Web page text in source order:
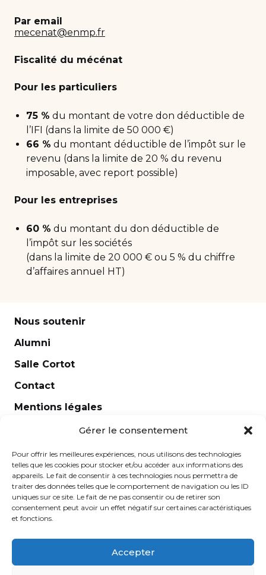
Gérer le consentement
Pour offrir les meilleures expériences, nous utilisons des technologies
telles que les cookies pour stocker et/ou accéder aux informations des
appareils. Le fait de consentir à ces technologies nous permettra de
traiter des données telles que le comportement de navigation ou les ID
uniques sur ce site. Le fait de ne pas consentir ou de retirer son
consentement peut avoir un effet négatif sur certaines caractéristiques
et fonctions.
Accepter
Par email
mecenat@enmp.fr
Fiscalité du mécénat
Pour les particuliers
75 % du montant de votre don déductible de
l’IFI (dans la limite de 50 000 €)
66 % du montant déductible de l’impôt sur le
revenu (dans la limite de 20 % du revenu
imposable, avec report possible)
Pour les entreprises
60 % du montant du don déductible de
l’impôt sur les sociétés
(dans la limite de 20 000 € ou 5 % du chiffre
d’affaires annuel HT)
Nous soutenir
Alumni
Salle Cortot
Contact
Mentions légales